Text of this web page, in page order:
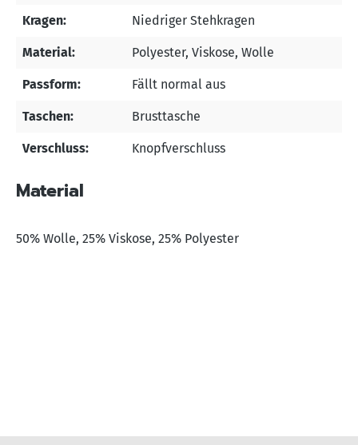
Kragen: Niedriger Stehkragen
Material: Polyester, Viskose, Wolle
Passform: Fällt normal aus
Taschen: Brusttasche
Verschluss: Knopfverschluss
Material
50% Wolle, 25% Viskose, 25% Polyester